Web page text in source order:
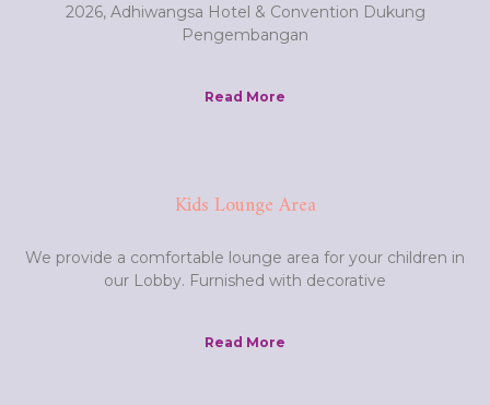
2026, Adhiwangsa Hotel & Convention Dukung
Pengembangan
Read More
Kids Lounge Area
We provide a comfortable lounge area for your children in
our Lobby. Furnished with decorative
Read More